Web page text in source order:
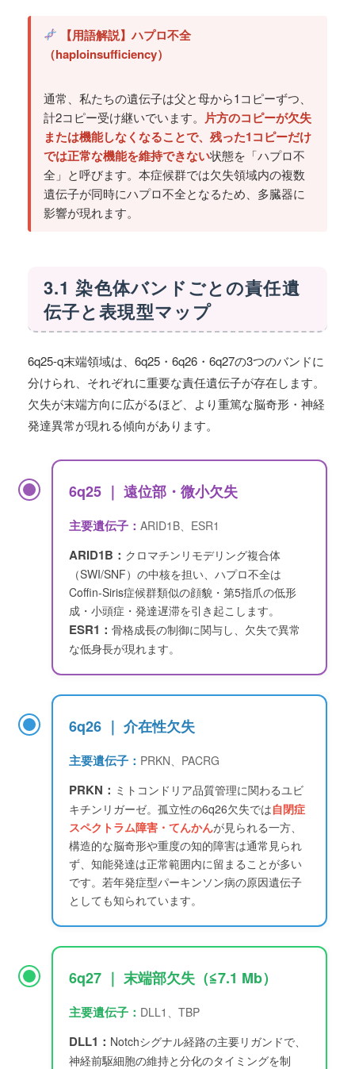
【用語解説】ハプロ不全
（haploinsufficiency）
通常、私たちの遺伝子は父と母から1コピーずつ、
計2コピー受け継いでいます。 片方のコピーが欠失
または機能しなくなることで、残った1コピーだけ
では正常な機能を維持できない状態を「ハプロ不
全」と呼びます。本症候群では欠失領域内の複数
遺伝子が同時にハプロ不全となるため、多臓器に
影響が現れます。
3.1 染色体バンドごとの責任遺
伝子と表現型マップ
6q25-q末端領域は、6q25・6q26・6q27の3つのバンドに
分けられ、それぞれに重要な責任遺伝子が存在します。
欠失が末端方向に広がるほど、より重篤な脳奇形・神経
発達異常が現れる傾向があります。
6q25 ｜ 遠位部・微小欠失
主要遺伝子： ARID1B、ESR1
ARID1B： クロマチンリモデリング複合体
（SWI/SNF）の中核を担い、ハプロ不全は
Coffin-Siris症候群類似の顔貌・第5指爪の低形
成・小頭症・発達遅滞を引き起こします。
ESR1： 骨格成長の制御に関与し、欠失で異常
な低身長が現れます。
6q26 ｜ 介在性欠失
主要遺伝子： PRKN、PACRG
PRKN： ミトコンドリア品質管理に関わるユビ
キチンリガーゼ。孤立性の6q26欠失では自閉症
スペクトラム障害・てんかんが見られる一方、
構造的な脳奇形や重度の知的障害は通常見られ
ず、知能発達は正常範囲内に留まることが多い
です。若年発症型パーキンソン病の原因遺伝子
としても知られています。
6q27 ｜ 末端部欠失（≦7.1 Mb）
主要遺伝子： DLL1、TBP
DLL1： Notchシグナル経路の主要リガンドで、
神経前駆細胞の維持と分化のタイミングを制